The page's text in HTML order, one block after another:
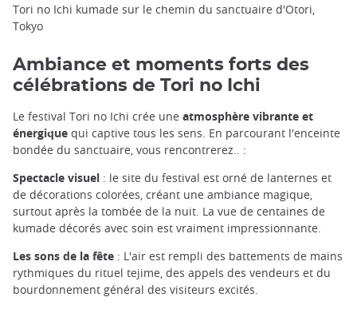
Tori no Ichi kumade sur le chemin du sanctuaire d'Otori,
Tokyo
Ambiance et moments forts des
célébrations de Tori no Ichi
Le festival Tori no Ichi crée une atmosphère vibrante et
énergique qui captive tous les sens. En parcourant l'enceinte
bondée du sanctuaire, vous rencontrerez.. :
Spectacle visuel : le site du festival est orné de lanternes et
de décorations colorées, créant une ambiance magique,
surtout après la tombée de la nuit. La vue de centaines de
kumade décorés avec soin est vraiment impressionnante.
Les sons de la fête : L'air est rempli des battements de mains
rythmiques du rituel tejime, des appels des vendeurs et du
bourdonnement général des visiteurs excités.